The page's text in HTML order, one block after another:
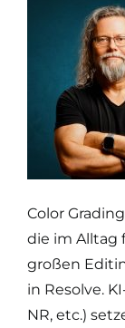
Color
die im Alltag
großen
in Resolve.
NR, etc.)